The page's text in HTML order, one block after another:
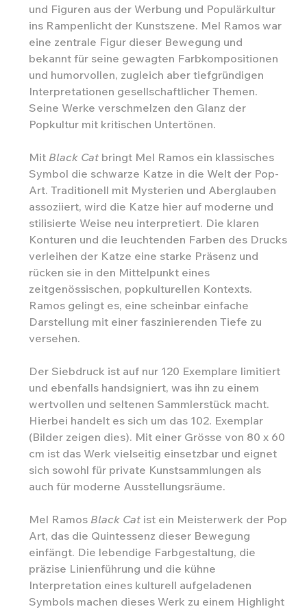
und Figuren aus der Werbung und Populärkultur
ins Rampenlicht der Kunstszene. Mel Ramos war
eine zentrale Figur dieser Bewegung und
bekannt für seine gewagten Farbkompositionen
und humorvollen, zugleich aber tiefgründigen
Interpretationen gesellschaftlicher Themen.
Seine Werke verschmelzen den Glanz der
Popkultur mit kritischen Untertönen.
Mit Black Catbringt Mel Ramos ein klassisches
Symbol die schwarze Katze in die Welt der Pop-
Art. Traditionell mit Mysterien und Aberglauben
assoziiert, wird die Katze hier auf moderne und
stilisierte Weise neu interpretiert. Die klaren
Konturen und die leuchtenden Farben des Drucks
verleihen der Katze eine starke Präsenz und
rücken sie in den Mittelpunkt eines
zeitgenössischen, popkulturellen Kontexts.
Ramos gelingt es, eine scheinbar einfache
Darstellung mit einer faszinierenden Tiefe zu
versehen.
Der Siebdruck ist auf nur 120 Exemplare limitiert
und ebenfalls handsigniert, was ihn zu einem
wertvollen und seltenen Sammlerstück macht.
Hierbei handelt es sich um das 102. Exemplar
(Bilder zeigen dies). Mit einer Grösse von 80 x 60
cm ist das Werk vielseitig einsetzbar und eignet
sich sowohl für private Kunstsammlungen als
auch für moderne Ausstellungsräume.
Mel Ramos Black Cat ist ein Meisterwerk der Pop
Art, das die Quintessenz dieser Bewegung
einfängt. Die lebendige Farbgestaltung, die
präzise Linienführung und die kühne
Interpretation eines kulturell aufgeladenen
Symbols machen dieses Werk zu einem Highlight